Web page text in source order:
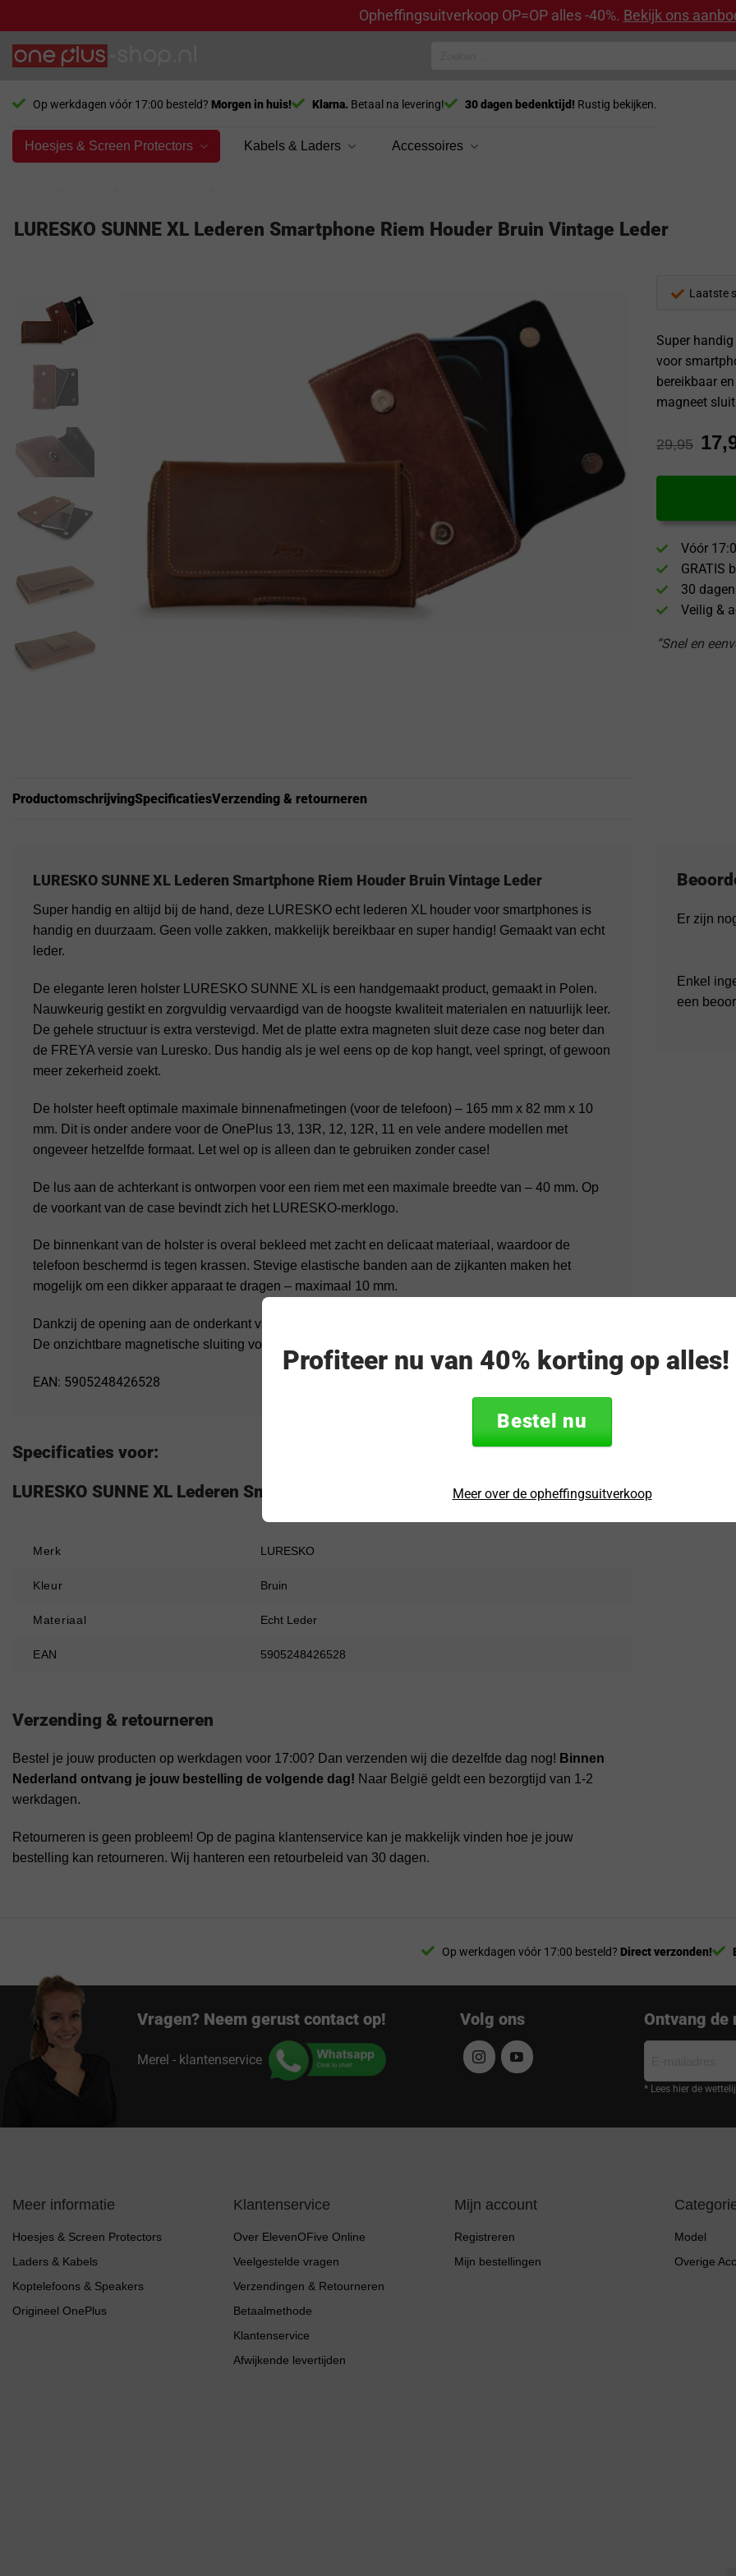
Opheffingsuitverkoop OP=OP alles -40%. Bekijk ons
Ga
naar
Op werkdagen vóór 17:00 besteld? Morgen in huis! Klarna. Betaal na levering! 30 dagen bedenktijd! Rustig bekijken.
Hoesjes & Screen Protectors Kabels & Laders Accessoires
LURESKO SUNNE XL Lederen Smartphone Riem Houder Bruin Vintage Leder
Laatste
Super handig
voor
bereikbaar
magneet
29,95
Vóór
GRATIS
30
Veilig &
“Snel en
ProductomschrijvingSpecificatiesVerzending & retourneren
LURESKO SUNNE XL Lederen Smartphone Riem Houder Bruin Vintage Leder
Super handig en altijd bij de hand, deze LURESKO echt lederen XL houder voor smartphones is
handig en duurzaam. Geen volle zakken, makkelijk bereikbaar en super handig! Gemaakt van echt
leder.
De elegante leren holster LURESKO SUNNE XL is een handgemaakt product, gemaakt in Polen.
Nauwkeurig gestikt en zorgvuldig vervaardigd van de hoogste kwaliteit materialen en natuurlijk leer.
De gehele structuur is extra verstevigd. Met de platte extra magneten sluit deze case nog beter dan
de FREYA versie van Luresko. Dus handig als je wel eens op de kop hangt, veel springt, of gewoon
meer zekerheid zoekt.
De holster heeft optimale maximale binnenafmetingen (voor de telefoon) – 165 mm x 82 mm x 10
mm. Dit is onder andere voor de OnePlus 13, 13R, 12, 12R, 11 en vele andere modellen met
ongeveer hetzelfde formaat. Let wel op is alleen dan te gebruiken zonder case!
De lus aan de achterkant is ontworpen voor een riem met een maximale breedte van – 40 mm. Op
de voorkant van de case bevindt zich het LURESKO-merklogo.
De binnenkant van de holster is overal bekleed met zacht en delicaat materiaal, waardoor de
telefoon beschermd is tegen krassen. Stevige elastische banden aan de zijkanten maken het
mogelijk om een ​​dikker apparaat te dragen – maximaal 10 mm.
Dankzij de opening aan de onderkant van de holster kun je de telefoon er met je vinger uitschuiven.
De onzichtbare magnetische sluiting voorkomt onbedoeld openen.
EAN: 5905248426528
Specificaties voor:
LURESKO SUNNE XL Lederen Smartphone Riem Houder Bruin Vintage Leder
Merk LURESKO
Kleur Bruin
Materiaal Echt Leder
EAN 5905248426528
Verzending & retourneren
Bestel je jouw producten op werkdagen voor 17:00? Dan verzenden wij die dezelfde dag nog! Binnen
Nederland ontvang je jouw bestelling de volgende dag! Naar België geldt een bezorgtijd van 1-2
werkdagen.
Retourneren is geen probleem! Op de pagina klantenservice kan je makkelijk vinden hoe je jouw
bestelling kan retourneren. Wij hanteren een retourbeleid van 30 dagen.
Er zijn
Enkel
een
Op werkdagen vóór 17:00 besteld? Direct verzonden!
Vragen? Neem gerust contact op!
Merel - klantenservice
Volg ons Ontvang
* Lees hier de
Meer informatie
Hoesjes & Screen Protectors
Laders & Kabels
Koptelefoons & Speakers
Origineel OnePlus
Klantenservice
Over ElevenOFive Online
Veelgestelde vragen
Verzendingen & Retourneren
Betaalmethode
Klantenservice
Afwijkende levertijden
Mijn account
Registreren
Mijn bestellingen
Model
Overige
Profiteer nu van 40% korting op alles!
Bestel nu
Meer over de opheffingsuitverkoop